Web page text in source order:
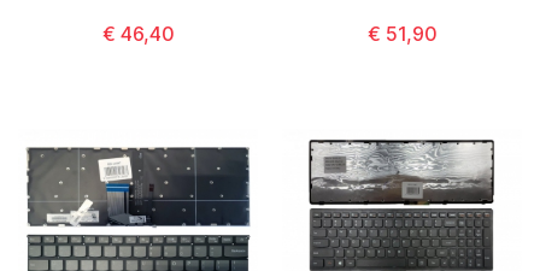
€ 46,40 € 51,90